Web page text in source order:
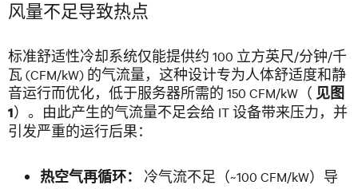
风量不足导致热点
标准舒适性冷却系统仅能提供约 100 立方英尺/分钟/千
瓦 (CFM/kW) 的气流量，这种设计专为人体舒适度和静
音运行而优化，低于服务器所需的 150 CFM/kW（ 见图
1）。由此产生的气流量不足会给 IT 设备带来压力，并
引发严重的运行后果：
热空气再循环：
冷气流不足（~100 CFM/kW）导